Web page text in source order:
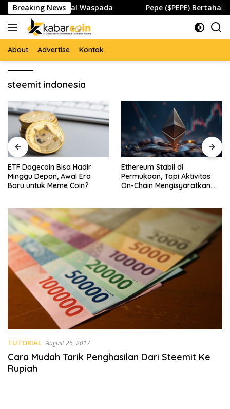
Skip
to
content
Breaking News
Kripto dan Global Waspada Pepe ($PEPE) Bertahan
About Advertise Kontak
steemit indonesia
ETF Dogecoin Bisa Hadir
Minggu Depan, Awal Era
Baru untuk Meme Coin?
Ethereum Stabil di
Permukaan, Tapi Aktivitas
On-Chain Mengisyaratkan
TUTORIAL August 26, 2017
Cara Mudah Tarik Penghasilan Dari Steemit Ke
Rupiah